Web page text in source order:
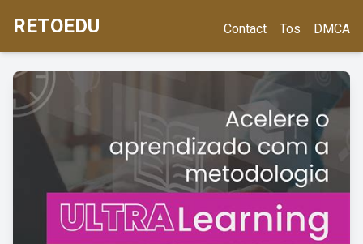
RETOEDU Contact Tos DMCA